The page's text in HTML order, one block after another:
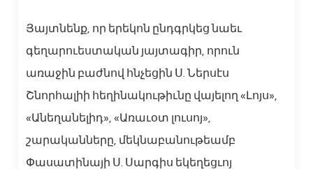
Յայտնենք, որ երեկոն ընդգրկեց նաեւ
գեղարուեստական յայտագիր, որուն
առաջին բաժնով հնչեցին Ս. Ներսէս
Շնորհալիի հեղինակութիւնը վայելող «Լոյս»,
«Անեղանելիդ», «Առաւօտ լուսոյ»,
շարականները, մեկնաբանութեամբ
Փասատինայի Ս. Սարգիս եկեղեցւոյ